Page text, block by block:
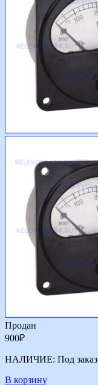
Продан
900₽
НАЛИЧИЕ: Под заказ
В корзину